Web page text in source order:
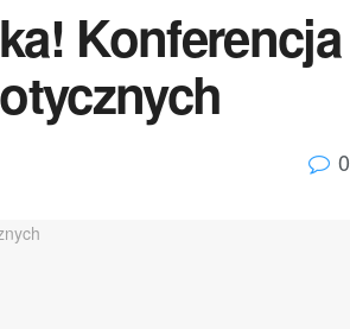
Konferencja
0